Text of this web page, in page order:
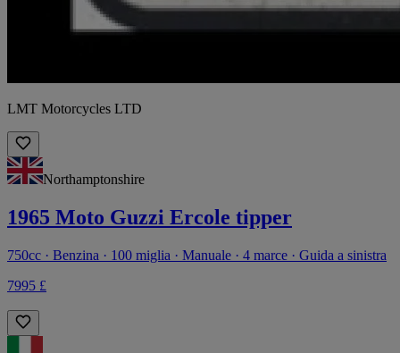
LMT Motorcycles LTD
Northamptonshire
1965 Moto Guzzi Ercole tipper
750cc · Benzina · 100 miglia · Manuale · 4 marce · Guida a sinistra
7995 £